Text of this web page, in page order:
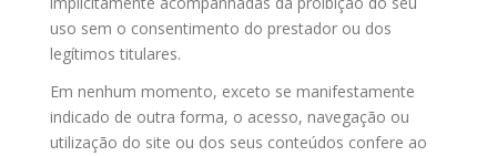
uso sem o consentimento do prestador ou dos
legítimos titulares.
Em nenhum momento, exceto se manifestamente
indicado de outra forma, o acesso, navegação ou
utilização do site ou dos seus conteúdos confere ao